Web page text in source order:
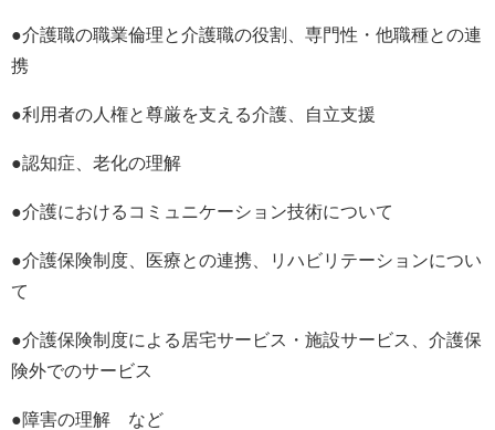
●介護職の職業倫理と介護職の役割、専門性・他職種との連
携
●利用者の人権と尊厳を支える介護、自立支援
●認知症、老化の理解
●介護におけるコミュニケーション技術について
●介護保険制度、医療との連携、リハビリテーションについ
て
●介護保険制度による居宅サービス・施設サービス、介護保
険外でのサービス
●障害の理解 など